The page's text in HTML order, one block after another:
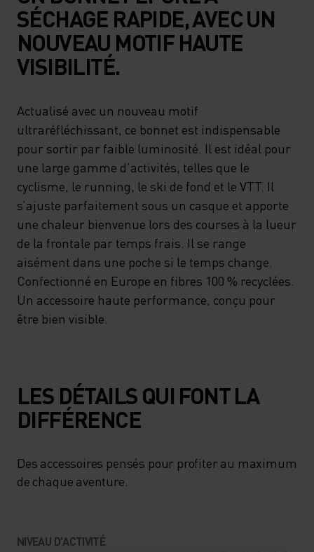
SÉCHAGE RAPIDE, AVEC UN
NOUVEAU MOTIF HAUTE
VISIBILITÉ.
Actualisé avec un nouveau motif
ultraréfléchissant, ce bonnet est indispensable
pour sortir par faible luminosité. Il est idéal pour
une large gamme d’activités, telles que le
cyclisme, le running, le ski de fond et le VTT. Il
s’ajuste parfaitement sous un casque et apporte
une chaleur bienvenue lors des courses à la lueur
de la frontale par temps frais. Il se range
aisément dans une poche si le temps change.
Confectionné en Europe en fibres 100 % recyclées.
Un accessoire haute performance, conçu pour
être bien visible.
LES DÉTAILS QUI FONT LA
DIFFÉRENCE
Des accessoires pensés pour profiter au maximum
de chaque aventure.
NIVEAU D'ACTIVITÉ